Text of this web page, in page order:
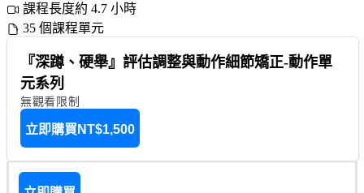
課程長度約 4.7 小時
35 個課程單元
『深蹲、硬舉』評估調整與動作細節矯正-動作單
元系列
無觀看限制
立即購買 NT$1,500